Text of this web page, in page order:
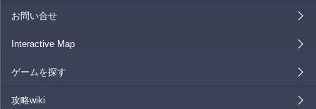
お問い合せ
Interactive Map
ゲームを探す
攻略wiki